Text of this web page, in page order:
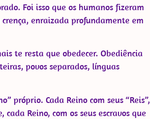
Foi isso que os humanos fizeram
enraizada profundamente em
te resta que obedecer. Obediência
povos separados, línguas
próprio. Cada Reino com seus “Reis”,
Reino, com os seus escravos que